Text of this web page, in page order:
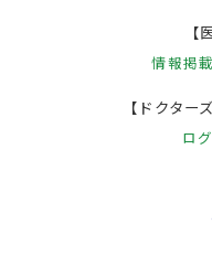
【
情報掲
【ドクター
ロ